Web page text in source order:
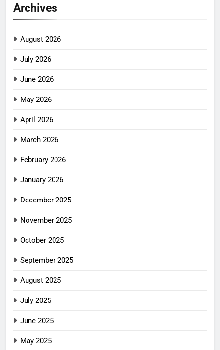
Archives
August 2026
July 2026
June 2026
May 2026
April 2026
March 2026
February 2026
January 2026
December 2025
November 2025
October 2025
September 2025
August 2025
July 2025
June 2025
May 2025